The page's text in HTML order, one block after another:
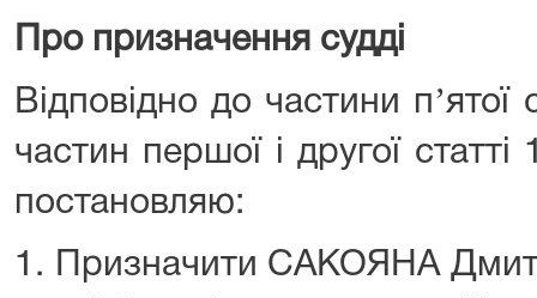
Про призначення судді
Відповідно до частини пʼятої
частин першої і другої статті
постановляю:
1. Призначити САКОЯНА